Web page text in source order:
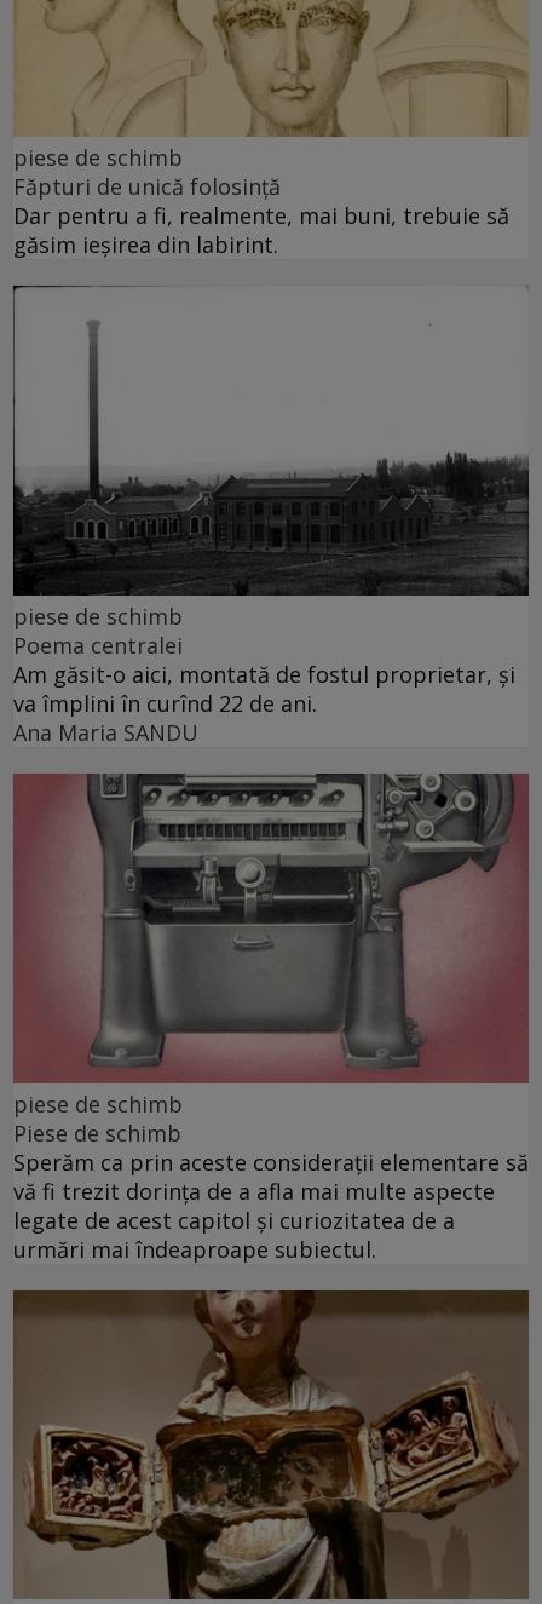
piese de schimb
Făpturi de unică folosință
Dar pentru a fi, realmente, mai buni, trebuie să
găsim ieșirea din labirint.
piese de schimb
Poema centralei
Am găsit-o aici, montată de fostul proprietar, și
va împlini în curînd 22 de ani.
Ana Maria SANDU
piese de schimb
Piese de schimb
Sperăm ca prin aceste considerații elementare să
vă fi trezit dorința de a afla mai multe aspecte
legate de acest capitol și curiozitatea de a
urmări mai îndeaproape subiectul.